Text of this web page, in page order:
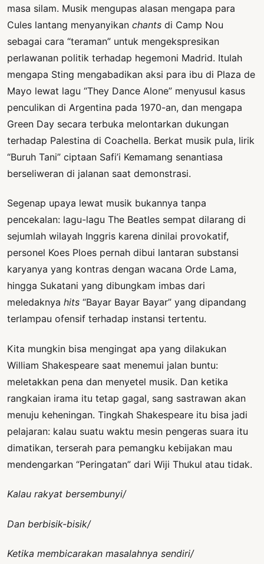
masa silam. Musik mengupas alasan mengapa para
Cules lantang menyanyikan chants di Camp Nou
sebagai cara “teraman” untuk mengekspresikan
perlawanan politik terhadap hegemoni Madrid. Itulah
mengapa Sting mengabadikan aksi para ibu di Plaza de
Mayo lewat lagu “They Dance Alone” menyusul kasus
penculikan di Argentina pada 1970-an, dan mengapa
Green Day secara terbuka melontarkan dukungan
terhadap Palestina di Coachella. Berkat musik pula, lirik
“Buruh Tani” ciptaan Safi’i Kemamang senantiasa
berseliweran di jalanan saat demonstrasi.
Segenap upaya lewat musik bukannya tanpa
pencekalan: lagu-lagu The Beatles sempat dilarang di
sejumlah wilayah Inggris karena dinilai provokatif,
personel Koes Ploes pernah dibui lantaran substansi
karyanya yang kontras dengan wacana Orde Lama,
hingga Sukatani yang dibungkam imbas dari
meledaknya hits “Bayar Bayar Bayar” yang dipandang
terlampau ofensif terhadap instansi tertentu.
Kita mungkin bisa mengingat apa yang dilakukan
William Shakespeare saat menemui jalan buntu:
meletakkan pena dan menyetel musik. Dan ketika
rangkaian irama itu tetap gagal, sang sastrawan akan
menuju keheningan. Tingkah Shakespeare itu bisa jadi
pelajaran: kalau suatu waktu mesin pengeras suara itu
dimatikan, terserah para pemangku kebijakan mau
mendengarkan “Peringatan” dari Wiji Thukul atau tidak.
Kalau rakyat bersembunyi/
Dan berbisik-bisik/
Ketika membicarakan masalahnya sendiri/